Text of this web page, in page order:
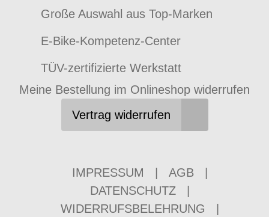
Große Auswahl aus Top-Marken
E-Bike-Kompetenz-Center
TÜV-zertifizierte Werkstatt
Meine Bestellung im Onlineshop widerrufen
Vertrag widerrufen
IMPRESSUM AGB
DATENSCHUTZ
WIDERRUFSBELEHRUNG